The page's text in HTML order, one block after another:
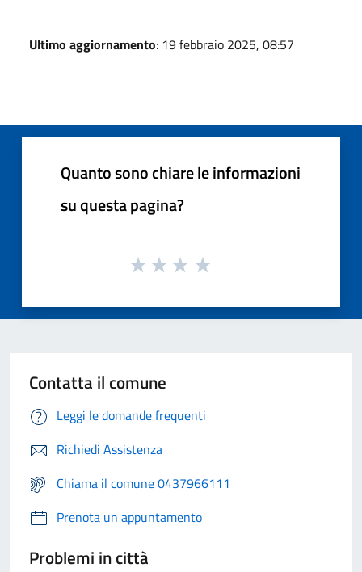
Ultimo aggiornamento: 19 febbraio 2025, 08:57
Quanto sono chiare le informazioni
su questa pagina?
Contatta il comune
Leggi le domande frequenti
Richiedi Assistenza
Chiama il comune 0437966111
Prenota un appuntamento
Problemi in città